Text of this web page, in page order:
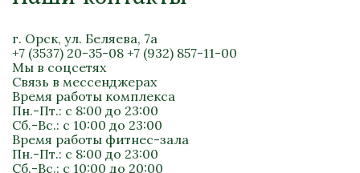
г. Орск, ул. Беляева, 7а
+7 (3537) 20-35-08 +7 (932) 857-11-00
Мы в соцсетях
Связь в мессенджерах
Время работы комплекса
Пн.-Пт.: с 8:00 до 23:00
Сб.-Вс.: с 10:00 до 23:00
Время работы фитнес-зала
Пн.-Пт.: с 8:00 до 23:00
Сб.-Вс.: с 10:00 до 20:00